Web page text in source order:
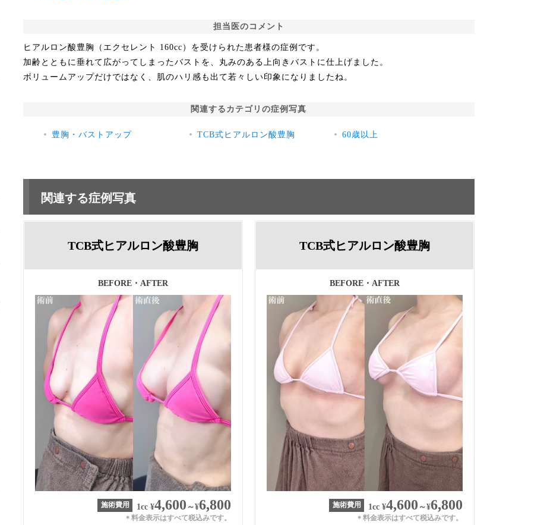
担当医のコメント
ヒアルロン酸豊胸（エクセレント 160cc）を受けられた患者様の症例です。
加齢とともに垂れて広がってしまったバストを、丸みのある上向きバストに仕上げました。
ボリュームアップだけではなく、肌のハリ感も出て若々しい印象になりましたね。
関連するカテゴリの症例写真
豊胸・バストアップ TCB式ヒアルロン酸豊胸 60歳以上
関連する症例写真
TCB式ヒアルロン酸豊胸
BEFORE・AFTER
施術費用 1cc ¥4,600 ～¥6,800
＊ 料金表示はすべて税込みです。
TCB式ヒアルロン酸豊胸
BEFORE・AFTER
施術費用 1cc ¥4,600 ～¥6,800
＊ 料金表示はすべて税込みです。